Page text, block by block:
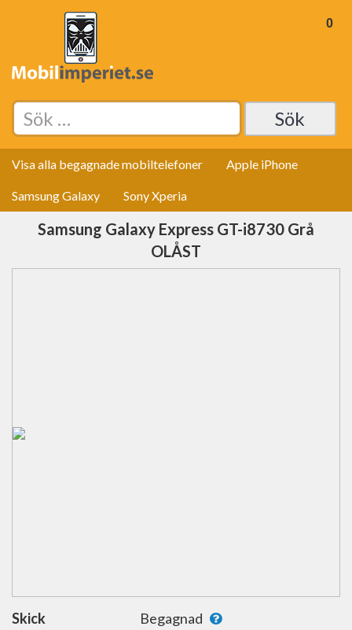
0
Sök
efter:
Visa alla begagnade mobiltelefoner Apple iPhone
Samsung Galaxy Sony Xperia
Samsung Galaxy Express GT-i8730 Grå
OLÅST
Skick Begagnad